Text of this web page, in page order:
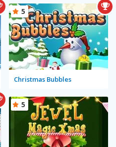
Christmas Bubbles
5
5